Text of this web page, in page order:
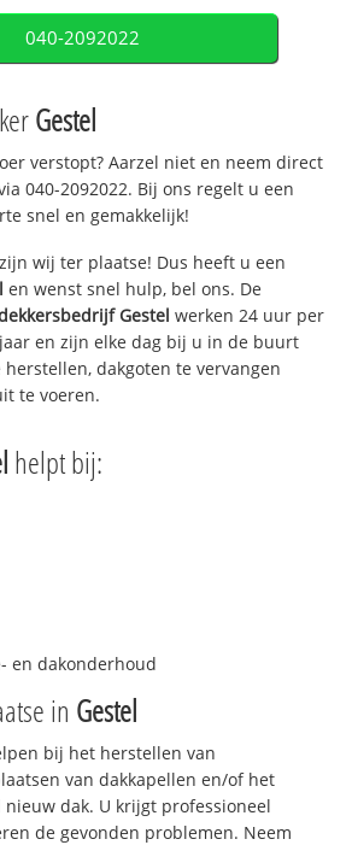
040-2092022
Gestel
verstopt? Aarzel niet en neem direct
040-2092022. Bij ons regelt u een
snel en gemakkelijk!
wij ter plaatse! Dus heeft u een
en wenst snel hulp, bel ons. De
Gestel werken 24 uur per
en zijn elke dag bij u in de buurt
dakgoten te vervangen
te voeren.
helpt bij:
en dakonderhoud
in Gestel
bij het herstellen van
van dakkapellen en/of het
nieuw dak. U krijgt professioneel
de gevonden problemen. Neem